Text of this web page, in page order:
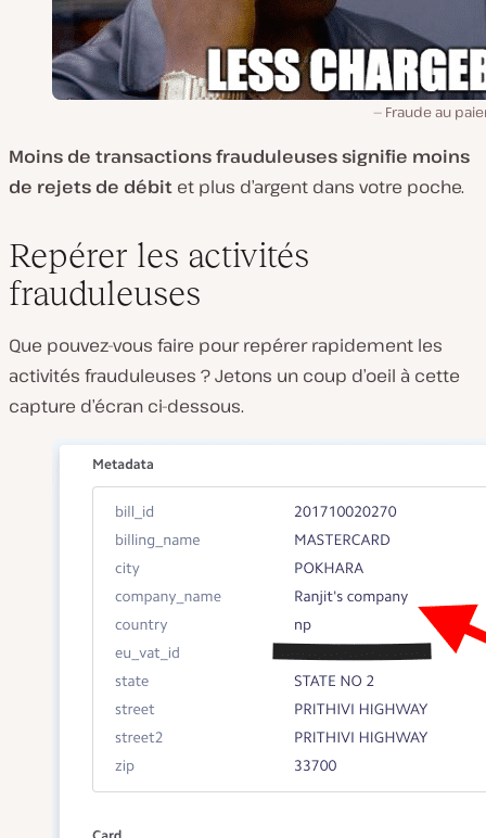
Fraude au
Moins de transactions frauduleuses signifie moins
de rejets de débit et plus d’argent dans votre poche.
Repérer les activités
frauduleuses
Que pouvez-vous faire pour repérer rapidement les
activités frauduleuses ? Jetons un coup d’oeil à cette
capture d’écran ci-dessous.